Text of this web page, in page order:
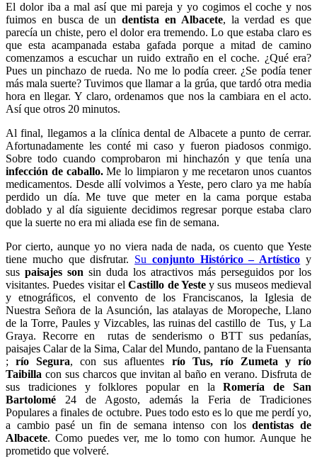
El dolor iba a mal así que mi pareja y yo cogimos el coche y nos
fuimos en busca de undentista en Albacete, la verdad es que
parecía un chiste, pero el dolor era tremendo. Lo que estaba claro es
que esta acampanada estaba gafada porque a mitad de camino
comenzamos a escuchar un ruido extraño en el coche. ¿Qué era?
Pues un pinchazo de rueda. No me lo podía creer. ¿Se podía tener
más mala suerte? Tuvimos que llamar a la grúa, que tardó otra media
hora en llegar. Y claro, ordenamos que nos la cambiara en el acto.
Así que otros 20 minutos.
Al final, llegamos a la clínica dental de Albacete a punto de cerrar.
Afortunadamente les conté mi caso y fueron piadosos conmigo.
Sobre todo cuando comprobaron mi hinchazón y que tenía una
infección de caballo.Me lo limpiaron y me recetaron unos cuantos
medicamentos. Desde allí volvimos a Yeste, pero claro ya me había
perdido un día. Me tuve que meter en la cama porque estaba
doblado y al día siguiente decidimos regresar porque estaba claro
que la suerte no era mi aliada ese fin de semana.
Por cierto, aunque yo no viera nada de nada, os cuento que Yeste
tiene mucho que disfrutar. Su conjunto Histórico – Artístico y
sus paisajes son sin duda los atractivos más perseguidos por los
visitantes. Puedes visitar elCastillo de Yestey sus museos medieval
y etnográficos, el convento de los Franciscanos, la Iglesia de
Nuestra Señora de la Asunción, las atalayas de Moropeche, Llano
de la Torre, Paules y Vizcables, las ruinas del castillo de Tus, y La
Graya. Recorre en rutas de senderismo o BTT sus pedanías,
paisajes Calar de la Sima, Calar del Mundo, pantano de la Fuensanta
;río Segura, con sus afluentes río Tus, río Zumeta y río
Taibilla con sus charcos que invitan al baño en verano. Disfruta de
sus tradiciones y folklores popular en laRomería de San
Bartolomé 24 de Agosto, además la Feria de Tradiciones
Populares a finales de octubre. Pues todo esto es lo que me perdí yo,
a cambio pasé un fin de semana intenso con losdentistas de
Albacete. Como puedes ver, me lo tomo con humor. Aunque he
prometido que volveré.